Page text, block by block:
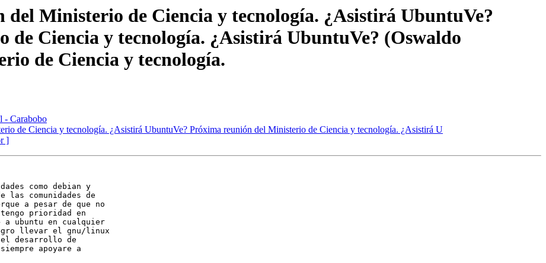
Ministerio de Ciencia y tecnología. ¿Asistirá UbuntuVe?
Ciencia y tecnología. ¿Asistirá UbuntuVe? (Oswaldo
de Ciencia y tecnología.
- Carabobo
de Ciencia y tecnología. ¿Asistirá UbuntuVe? Próxima reunión del Ministerio de Ciencia y tecnología. ¿Asistirá U
]
como debian y
las comunidades de
a pesar de que no
prioridad en
a ubuntu en cualquier
llevar el gnu/linux
el desarrollo de
apoyare a